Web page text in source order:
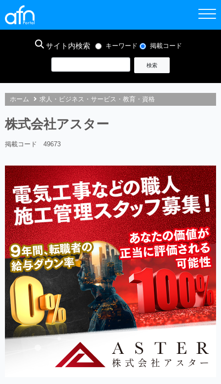
サイト内検索 キーワード 掲載コード
ホーム 求人・ビジネス・サービス・教育・資格
株式会社アスター
掲載コード 49673